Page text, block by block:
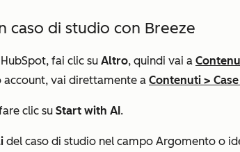
caso di studio con Breeze
fai clic su Altro, quindi vai a
account, vai direttamente a Contenuti >
clic su Start with AI.
del caso di studio nel campo Argomento o